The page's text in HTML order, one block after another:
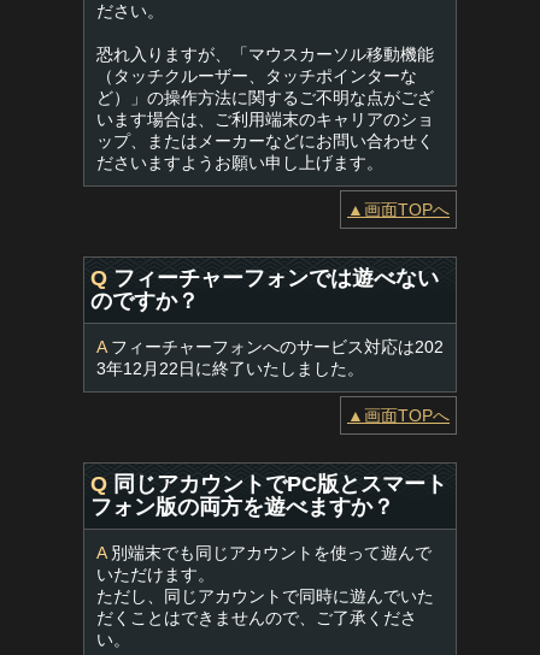
ださい。
恐れ入りますが、「マウスカーソル移動機能
（タッチクルーザー、タッチポインターな
ど）」の操作方法に関するご不明な点がござ
います場合は、ご利用端末のキャリアのショ
ップ、またはメーカーなどにお問い合わせく
ださいますようお願い申し上げます。
▲画面TOPへ
Q フィーチャーフォンでは遊べない
のですか？
Aフィーチャーフォンへのサービス対応は202
3年12月22日に終了いたしました。
▲画面TOPへ
Q 同じアカウントでPC版とスマート
フォン版の両方を遊べますか？
A別端末でも同じアカウントを使って遊んで
いただけます。
ただし、同じアカウントで同時に遊んでいた
だくことはできませんので、ご了承くださ
い。